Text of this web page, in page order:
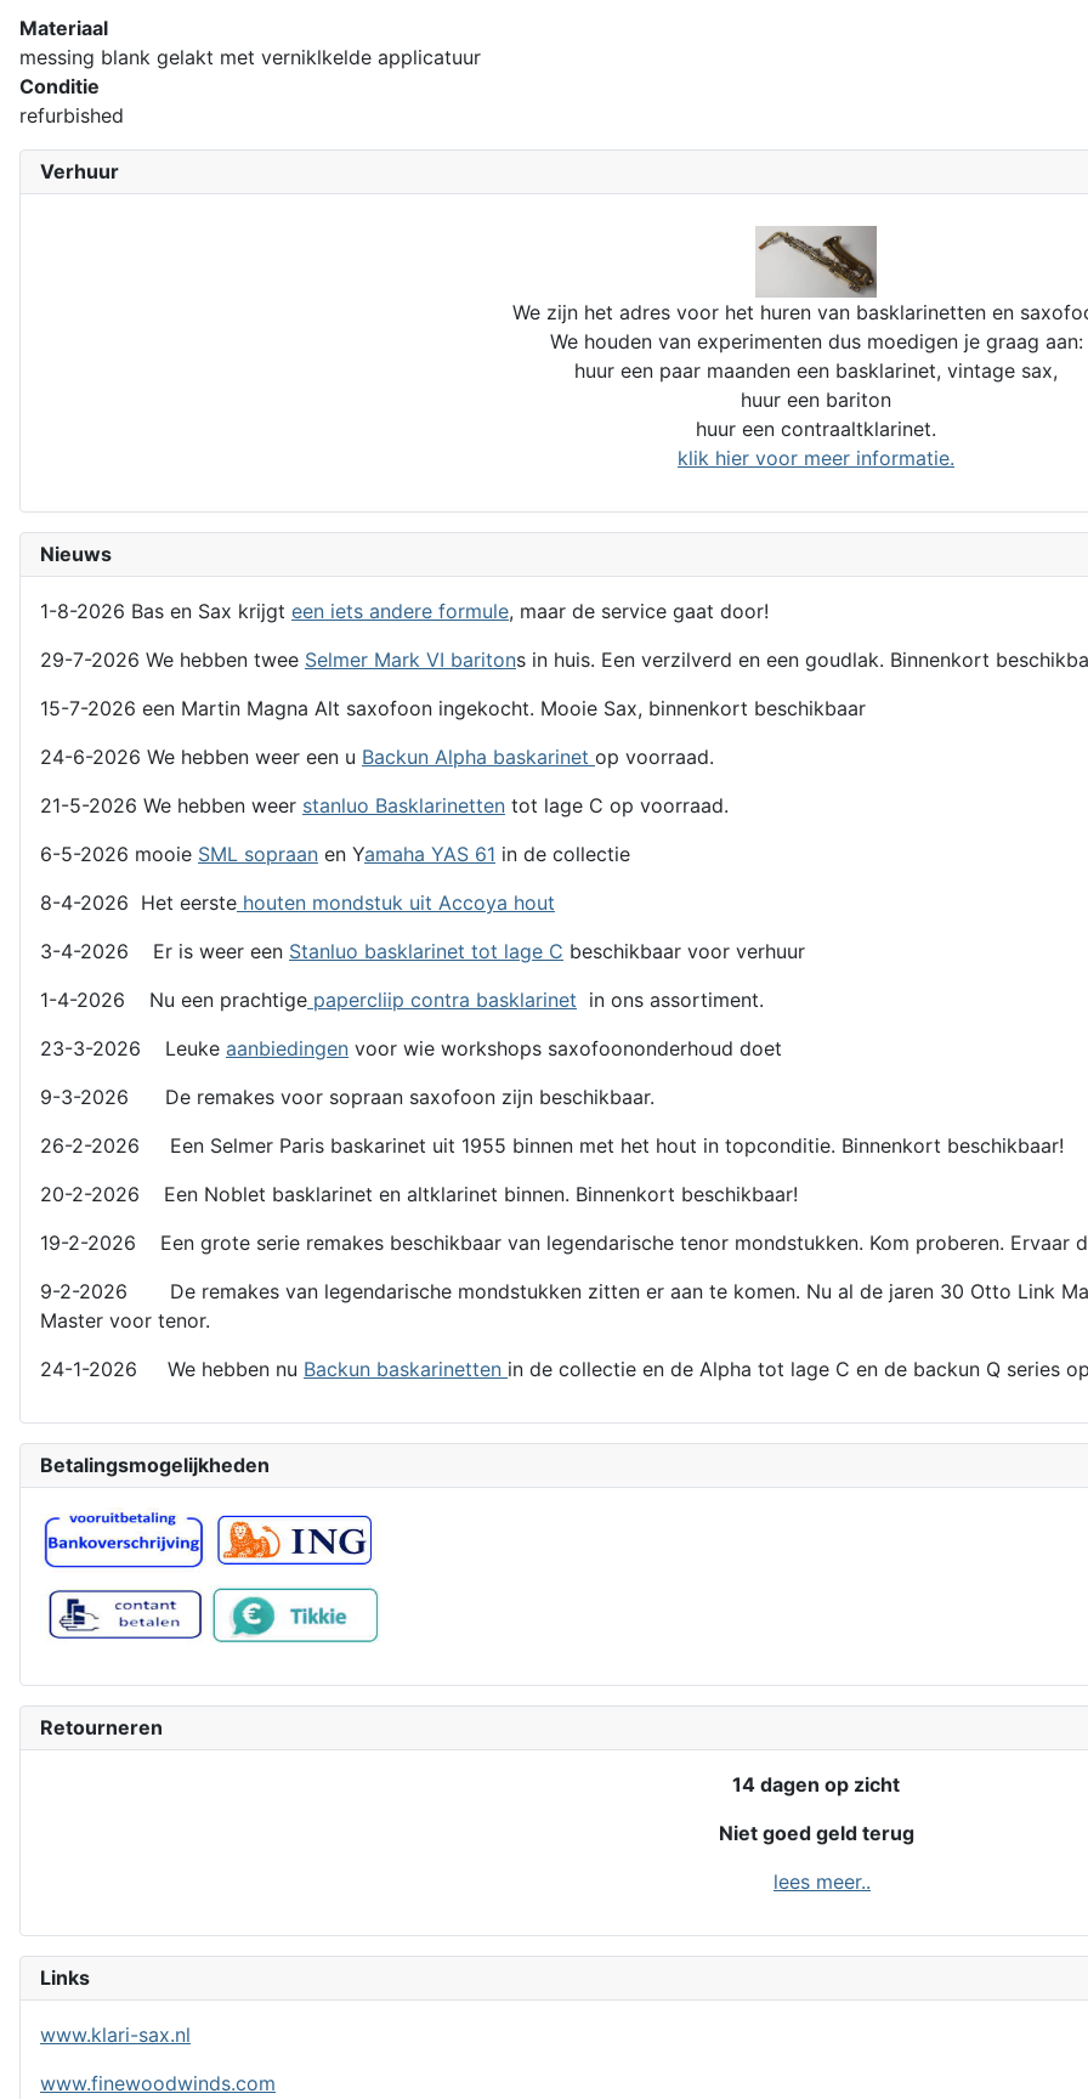
Verhuur
We zijn het adres voor het huren van basklarinetten en
We houden van experimenten dus moedigen je graag aan:
huur een paar maanden een basklarinet, vintage sax,
huur een bariton
huur een contraaltklarinet.
klik hier voor meer informatie.
Nieuws
1-8-2026 Bas en Sax krijgt een iets andere formule, maar de service gaat door!
29-7-2026 We hebben twee Selmer Mark VI baritons in huis. Een verzilverd en een goudlak. Binnenkort
15-7-2026 een Martin Magna Alt saxofoon ingekocht. Mooie Sax, binnenkort beschikbaar
24-6-2026 We hebben weer een u Backun Alpha baskarinet op voorraad.
21-5-2026 We hebben weer stanluo Basklarinetten tot lage C op voorraad.
6-5-2026 mooie SML sopraan en Yamaha YAS 61 in de collectie
8-4-2026 Het eerste houten mondstuk uit Accoya hout
3-4-2026 Er is weer een Stanluo basklarinet tot lage C beschikbaar voor verhuur
1-4-2026 Nu een prachtige papercliip contra basklarinet in ons assortiment.
23-3-2026 Leuke aanbiedingen voor wie workshops saxofoononderhoud doet
9-3-2026 De remakes voor sopraan saxofoon zijn beschikbaar.
26-2-2026 Een Selmer Paris baskarinet uit 1955 binnen met het hout in topconditie. Binnenkort beschikbaar!
20-2-2026 Een Noblet basklarinet en altklarinet binnen. Binnenkort beschikbaar!
19-2-2026 Een grote serie remakes beschikbaar van legendarische tenor mondstukken. Kom proberen. Ervaar
9-2-2026 De remakes van legendarische mondstukken zitten er aan te komen. Nu al de jaren 30 Otto Link
Master voor tenor.
24-1-2026 We hebben nu Backun baskarinetten in de collectie en de Alpha tot lage C en de backun Q series
Betalingsmogelijkheden
Retourneren
14 dagen op zicht
Niet goed geld terug
lees meer..
Links
www.klari-sax.nl
www.finewoodwinds.com
Materiaal
messing blank gelakt met verniklkelde applicatuur
Conditie
refurbished